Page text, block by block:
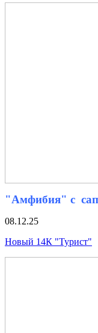
"Амфибия" с
08.12.25
Новый 14К "Турист"